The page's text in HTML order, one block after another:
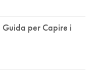
per Capire i